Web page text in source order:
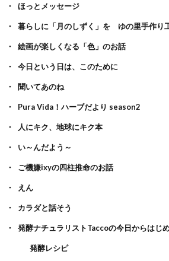
ほっとメッセージ
暮らしに「月のしずく」を ゆの里手作り
絵画が楽しくなる「色」のお話
今日という日は、このために
聞いてあのね
Pura Vida！ハーブだより season2
人にキク、地球にキク本
い～んだよう～
ご機嫌ixyの四柱推命のお話
えん
カラダと話そう
発酵ナチュラリストTaccoの今日からはじ
発酵レシピ